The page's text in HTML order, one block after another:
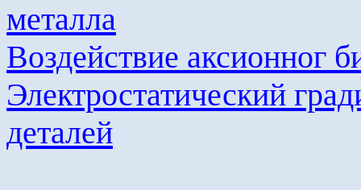
металла
Воздействие аксионног
Электростатический
деталей